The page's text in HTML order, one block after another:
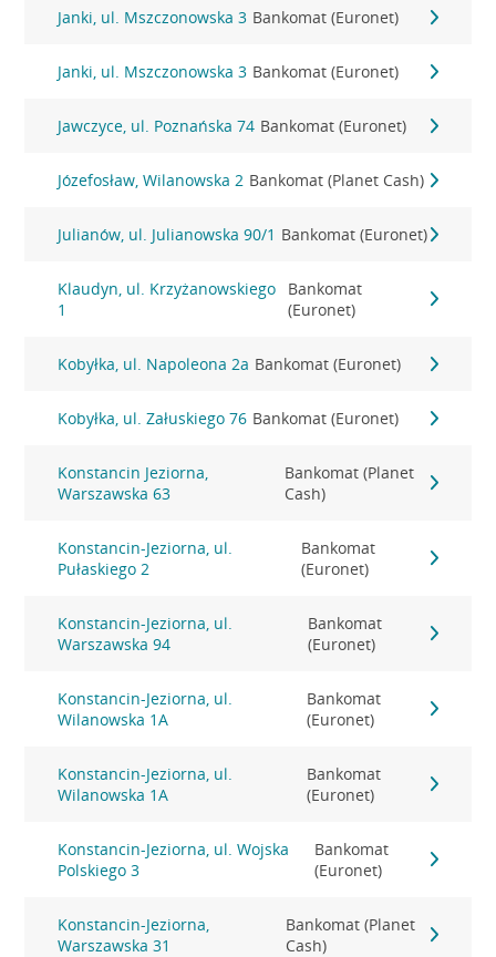
Janki, ul. Mszczonowska 3 Bankomat (Euronet)
Janki, ul. Mszczonowska 3 Bankomat (Euronet)
Jawczyce, ul. Poznańska 74 Bankomat (Euronet)
Józefosław, Wilanowska 2 Bankomat (Planet Cash)
Julianów, ul. Julianowska 90/1 Bankomat (Euronet)
Klaudyn, ul. Krzyżanowskiego
1
Bankomat
(Euronet)
Kobyłka, ul. Napoleona 2a Bankomat (Euronet)
Kobyłka, ul. Załuskiego 76 Bankomat (Euronet)
Konstancin Jeziorna,
Warszawska 63
Bankomat (Planet
Cash)
Konstancin-Jeziorna, ul.
Pułaskiego 2
Bankomat
(Euronet)
Konstancin-Jeziorna, ul.
Warszawska 94
Bankomat
(Euronet)
Konstancin-Jeziorna, ul.
Wilanowska 1A
Bankomat
(Euronet)
Konstancin-Jeziorna, ul.
Wilanowska 1A
Bankomat
(Euronet)
Konstancin-Jeziorna, ul. Wojska
Polskiego 3
Bankomat
(Euronet)
Konstancin-Jeziorna,
Warszawska 31
Bankomat (Planet
Cash)